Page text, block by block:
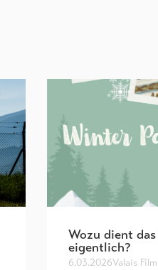
Wozu dient
eigentlich?
6.03.2026Valais